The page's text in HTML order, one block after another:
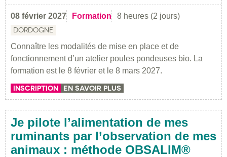
08 février 2027 Formation 8 heures (2 jours)
DORDOGNE
Connaître les modalités de mise en place et de
fonctionnement d’un atelier poules pondeuses bio. La
formation est le 8 février et le 8 mars 2027.
INSCRIPTION EN SAVOIR PLUS
Je pilote l’alimentation de mes
ruminants par l’observation de mes
animaux : méthode OBSALIM®